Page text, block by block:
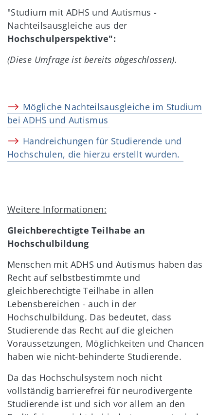
"Studium mit ADHS und Autismus -
Nachteilsausgleiche aus der
Hochschulperspektive":
(Diese Umfrage ist bereits abgeschlossen).
Mögliche Nachteilsausgleiche im Studium
bei ADHS und Autismus
Handreichungenfür Studierende und
Hochschulen, die hierzu erstellt wurden.
Weitere Informationen:
Gleichberechtigte Teilhabe an
Hochschulbildung
Menschen mit ADHS und Autismus haben das
Recht auf selbstbestimmte und
gleichberechtigte Teilhabe in allen
Lebensbereichen - auch in der
Hochschulbildung. Das bedeutet, dass
Studierende das Recht auf die gleichen
Voraussetzungen, Möglichkeiten und Chancen
haben wie nicht-behinderte Studierende.
Da das Hochschulsystem noch nicht
vollständig barrierefrei für neurodivergente
Studierende ist und sich vor allem an den